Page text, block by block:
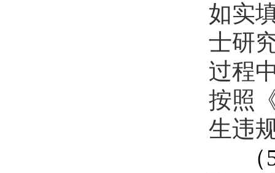
如实
士研
过程
按照
生违
（